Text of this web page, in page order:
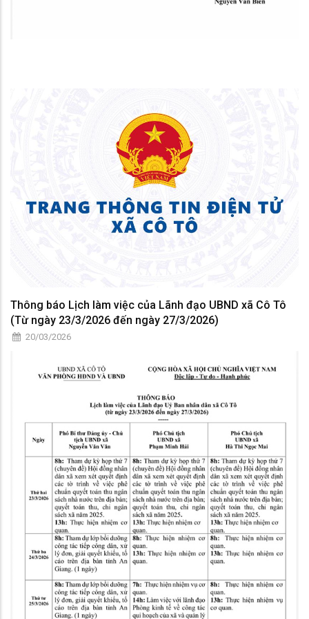
Thông báo Lịch làm việc của Lãnh đạo UBND xã Cô Tô
(Từ ngày 23/3/2026 đến ngày 27/3/2026)
20/03/2026